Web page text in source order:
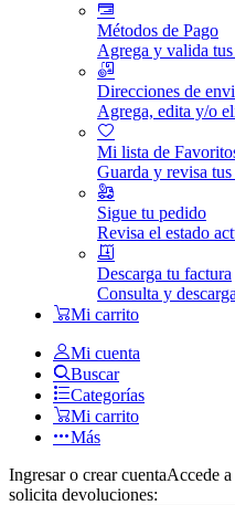
Métodos de Pago
Agrega y valida
Direcciones de
Agrega, edita y/o
Mi lista de
Guarda y revisa
Sigue tu pedido
Revisa el estado
Descarga tu factura
Consulta y
Mi carrito
Mi cuenta
Buscar
Categorías
Mi carrito
Más
Ingresar o crear cuentaAccede
solicita devoluciones: